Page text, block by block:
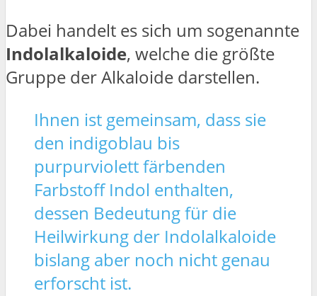
Dabei handelt es sich um sogenannte
Indolalkaloide, welche die größte
Gruppe der Alkaloide darstellen.
Ihnen ist gemeinsam, dass sie
den indigoblau bis
purpurviolett färbenden
Farbstoff Indol enthalten,
dessen Bedeutung für die
Heilwirkung der Indolalkaloide
bislang aber noch nicht genau
erforscht ist.